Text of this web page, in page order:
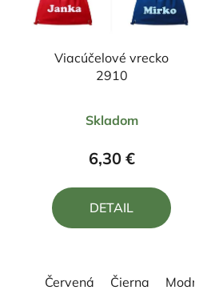
Viacúčelové vrecko
2910
hodnotenie
produktu
z
Skladom
6,30 €
DETAIL
Červená Čierna